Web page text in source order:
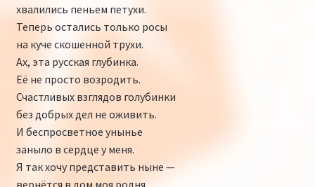
хвалились пеньем петухи.
Теперь остались только росы
на куче скошенной трухи.
Ах, эта русская глубинка.
Её не просто возродить.
Счастливых взглядов голубинки
без добрых дел не оживить.
И беспросветное унынье
заныло в сердце у меня.
Я так хочу представить ныне —